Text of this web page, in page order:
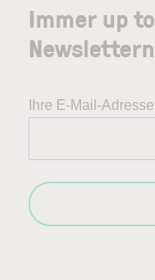
Immer up
Newslettern
Ihre E-Mail-Adresse